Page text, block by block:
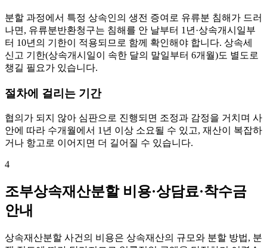
분할 과정에서 특정 상속인의 생전 증여로 유류분 침해가 드러
나면, 유류분반환청구는 침해를 안 날부터 1년·상속개시일부
터 10년의 기한이 적용되므로 함께 확인해야 합니다. 상속세
신고 기한(상속개시일이 속한 달의 말일부터 6개월)도 별도로
챙길 필요가 있습니다.
절차에 걸리는 기간
협의가 되지 않아 심판으로 진행되면 조정과 감정을 거치며 사
안에 따라 수개월에서 1년 이상 소요될 수 있고, 재산이 복잡하
거나 항고로 이어지면 더 길어질 수 있습니다.
4
조부상속재산분할 비용·상담료·착수금
안내
상속재산분할 사건의 비용은 상속재산의 규모와 분할 방법, 분